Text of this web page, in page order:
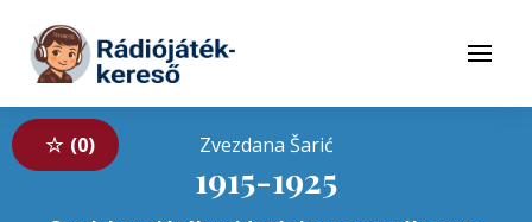
Tovább a tartalomhoz
Menü
0 Zvezdana Šarić
1915-1925